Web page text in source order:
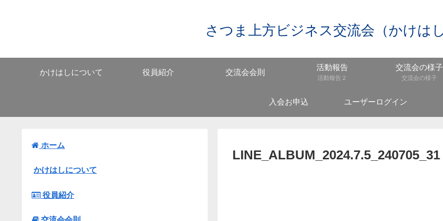
さつま上方ビジネス交流会（かけは
かけはしについて 役員紹介 交流会会則
活動報告
活動報告２
交流会の様子
交流会の様子
入会お申込 ユーザーログイン
LINE_ALBUM_2024.7.5_240705_31
ホーム
かけはしについて
役員紹介